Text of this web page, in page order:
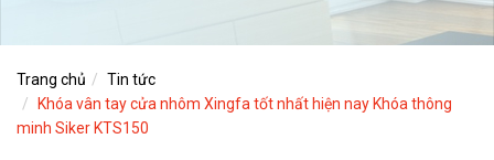
Trang chủ
Tin tức
Khóa vân tay cửa nhôm Xingfa tốt nhất hiện nay Khóa thông
minh Siker KTS150